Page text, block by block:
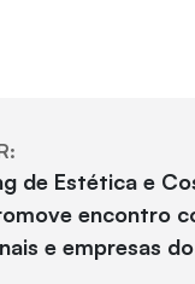
de Estética e
encontro
e empresas